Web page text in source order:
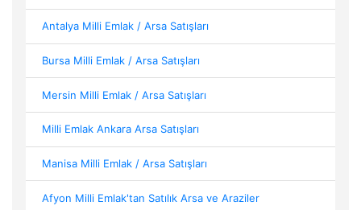
Antalya Milli Emlak / Arsa Satışları
Bursa Milli Emlak / Arsa Satışları
Mersin Milli Emlak / Arsa Satışları
Milli Emlak Ankara Arsa Satışları
Manisa Milli Emlak / Arsa Satışları
Afyon Milli Emlak'tan Satılık Arsa ve Araziler